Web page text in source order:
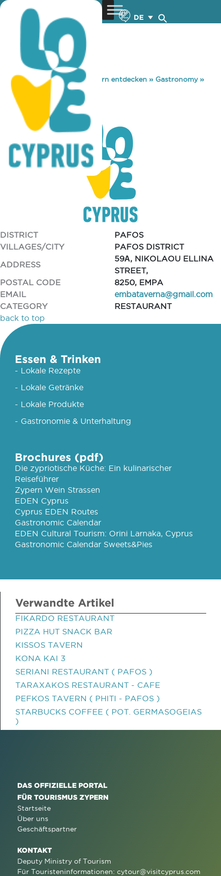
DE
You are here: Home »Zypern entdecken » Gastronomy»
EMBA TAVERNA
EMBA TAVERNA
DISTRICT
PAFOS
VILLAGES/CITY
PAFOS DISTRICT
ADDRESS
59Α, NIKOLAOU ELLINA
STREET,
POSTAL CODE
8250, EMPA
EMAIL
embataverna@gmail.com
CATEGORY
RESTAURANT
back to top
Essen & Trinken
- Lokale Rezepte
- Lokale Getränke
- Lokale Produkte
- Gastronomie & Unterhaltung
Brochures (pdf)
Die zypriotische Küche: Ein kulinarischer
Reiseführer
Zypern Wein Strassen
EDEN Cyprus
Cyprus EDEN Routes
Gastronomic Calendar
EDEN Cultural Tourism: Orini Larnaka, Cyprus
Gastronomic Calendar Sweets&Pies
Verwandte Artikel
FIKARDO RESTAURANT
PIZZA HUT SNACK BAR
KISSOS TAVERN
KONA KAI 3
SERIANI RESTAURANT ( PAFOS )
TARAXAKOS RESTAURANT - CAFE
PEFKOS TAVERN ( PHITI - PAFOS )
STARBUCKS COFFEE ( POT. GERMASOGEIAS
)
DAS OFFIZIELLE PORTAL
FÜR TOURISMUS ZYPERN
Startseite
Über uns
Geschäftspartner
KONTAKT
Deputy Ministry of Tourism
Für Touristeninformationen: cytour@visitcyprus.com